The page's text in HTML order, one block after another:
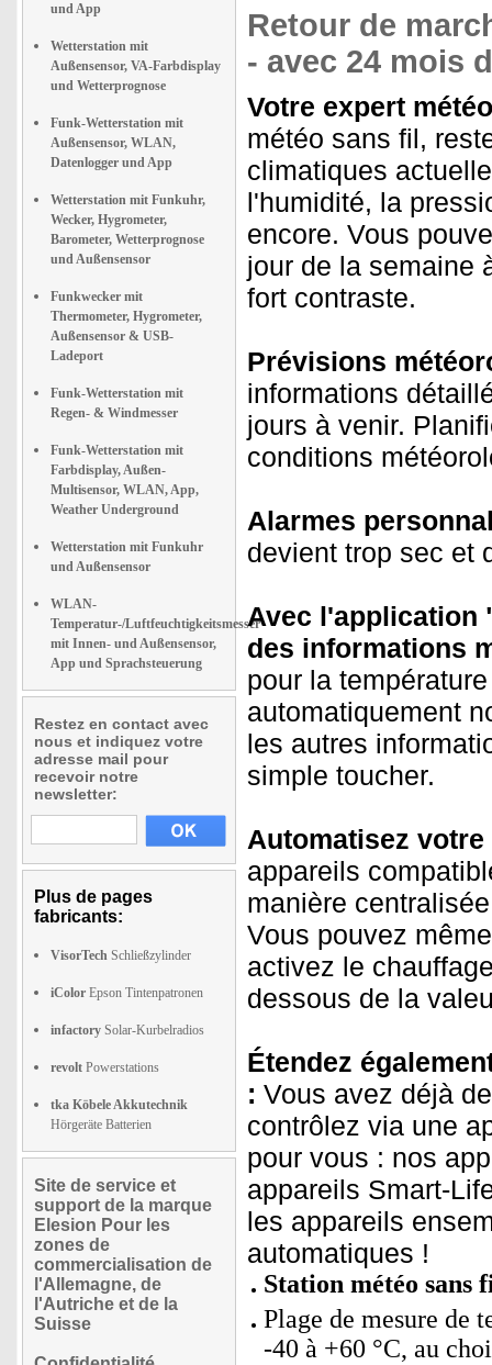
und App
Wetterstation mit
Außensensor, VA-Farbdisplay
und Wetterprognose
Funk-Wetterstation mit
Außensensor, WLAN,
Datenlogger und App
Wetterstation mit Funkuhr,
Wecker, Hygrometer,
Barometer, Wetterprognose
und Außensensor
Funkwecker mit
Thermometer, Hygrometer,
Außensensor & USB-
Ladeport
Funk-Wetterstation mit
Regen- & Windmesser
Funk-Wetterstation mit
Farbdisplay, Außen-
Multisensor, WLAN, App,
Weather Underground
Wetterstation mit Funkuhr
und Außensensor
WLAN-
Temperatur-/Luftfeuchtigkeitsmesser
mit Innen- und Außensensor,
App und Sprachsteuerung
Restez en contact avec
nous et indiquez votre
adresse mail pour
recevoir notre
newsletter:
Plus de pages
fabricants:
VisorTech Schließzylinder
iColor Epson Tintenpatronen
infactory Solar-Kurbelradios
revolt Powerstations
tka Köbele Akkutechnik
Hörgeräte Batterien
Site de service et
support de la marque
Elesion Pour les
zones de
commercialisation de
l'Allemagne, de
l'Autriche et de la
Suisse
Retour de
- avec 24 mois
Votre expert
météo sans fil,
climatiques
l'humidité, la
encore. Vous
jour de la semaine
fort contraste.
Prévisions
informations
jours à venir.
conditions
Alarmes
devient trop sec et
Avec l'application
des informations
pour la
automatiquement
les autres
simple toucher.
Automatisez
appareils
manière
Vous pouvez
activez le
dessous de la
Étendez
: Vous avez déjà
contrôlez via une
pour vous : nos
appareils Smart-
les appareils
automatiques !
Station météo sans
Plage de mesure de
-40 à +60 °C, au